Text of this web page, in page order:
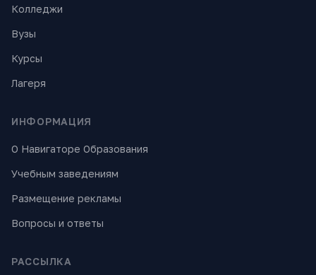
Колледжи
Вузы
Курсы
Лагеря
ИНФОРМАЦИЯ
О Навигаторе Образования
Учебным заведениям
Размещение рекламы
Вопросы и ответы
РАССЫЛКА